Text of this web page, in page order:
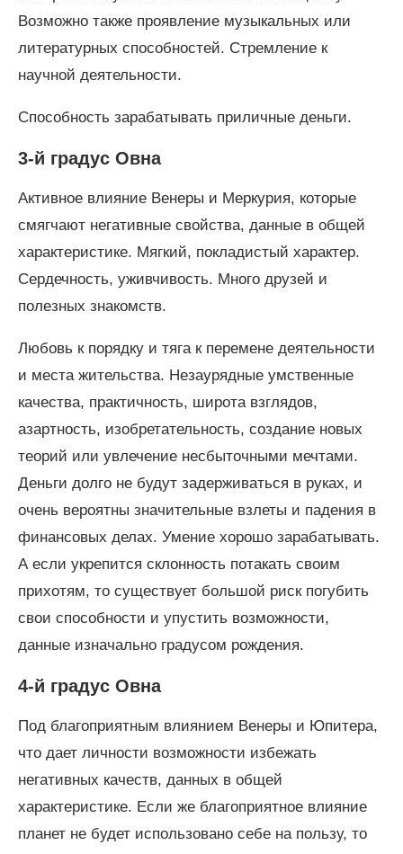
Возможно также проявление музыкальных или
литературных способностей. Стремление к
научной деятельности.
Способность зарабатывать приличные деньги.
3-й градус Овна
Активное влияние Венеры и Меркурия, которые
смягчают негативные свойства, данные в общей
характеристике. Мягкий, покладистый характер.
Сердечность, уживчивость. Много друзей и
полезных знакомств.
Любовь к порядку и тяга к перемене деятельности
и места жительства. Незаурядные умственные
качества, практичность, широта взглядов,
азартность, изобретательность, создание новых
теорий или увлечение несбыточными мечтами.
Деньги долго не будут задерживаться в руках, и
очень вероятны значительные взлеты и падения в
финансовых делах. Умение хорошо зарабатывать.
А если укрепится склонность потакать своим
прихотям, то существует большой риск погубить
свои способности и упустить возможности,
данные изначально градусом рождения.
4-й градус Овна
Под благоприятным влиянием Венеры и Юпитера,
что дает личности возможности избежать
негативных качеств, данных в общей
характеристике. Если же благоприятное влияние
планет не будет использовано себе на пользу, то